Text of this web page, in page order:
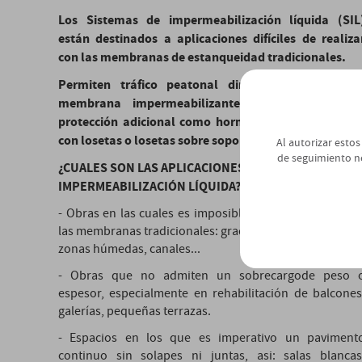
Los Sistemas de impermeabilización líquida
están destinados a aplicaciones difíciles de
con las membranas de estanqueidad tradicionales.
Permiten tráfico peatonal directamente sobre la
membrana impermeabilizante, sin necesidad de
protección adicional como hormigón, pavimentación
con losetas o losetas sobre soportes.
¿CUALES SON LAS APLICACIONES DE LOS SISTEMAS DE
IMPERMEABILIZACIÓN LÍQUIDA?
- Obras en las cuales es imposible impermeabilizar con
las membranas tradicionales: gradas, pasillos, escaleras,
zonas húmedas, canales...
- Obras que no admiten un sobrecargode peso
espesor, especialmente en rehabilitación de
galerías, pequeñas terrazas.
- Espacios en los que es imperativo un
continuo sin solapes ni juntas, asi: salas
Al autorizar
de seguimiento